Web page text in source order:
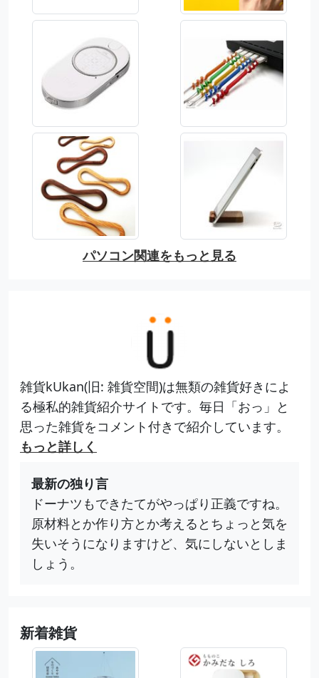
パソコン関連をもっと見る
雑貨kUkan(旧: 雑貨空間)は無類の雑貨好きによ
る極私的雑貨紹介サイトです。毎日「おっ」と
思った雑貨をコメント付きで紹介しています。
もっと詳しく
最新の独り言
ドーナツもできたてがやっぱり正義ですね。
原材料とか作り方とか考えるとちょっと気を
失いそうになりますけど、気にしないとしま
しょう。
新着雑貨